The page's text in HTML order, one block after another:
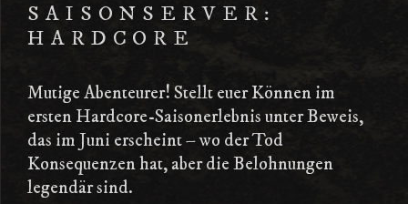
SAISONSERVER:
HARDCORE
Mutige Abenteurer! Stellt euer Können im
ersten Hardcore-Saisonerlebnis unter Beweis,
das im Juni erscheint – wo der Tod
Konsequenzen hat, aber die Belohnungen
legendär sind.